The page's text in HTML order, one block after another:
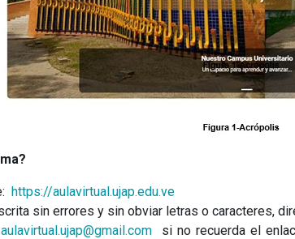
https://aulavirtual.ujap.edu.ve
sin errores y sin obviar letras o caracteres,
si no recuerda el